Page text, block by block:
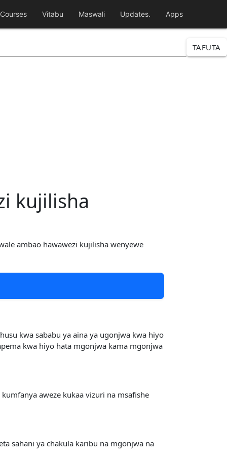
Courses Vitabu Maswali Updates. Apps
TAFUTA
kujilisha
ambao hawawezi kujilisha wenyewe
kwa sababu ya aina ya ugonjwa kwa hiyo
kwa hiyo hata mgonjwa kama mgonjwa
aweze kukaa vizuri na msafishe
sahani ya chakula karibu na mgonjwa na